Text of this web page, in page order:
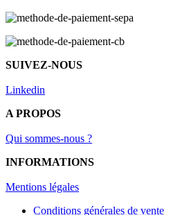
SUIVEZ-NOUS
Linkedin
A PROPOS
Qui sommes-nous ?
INFORMATIONS
Mentions légales
Conditions générales de vente